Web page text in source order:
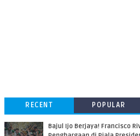
RECENT POPULAR
Bajul Ijo Berjaya! Francisco